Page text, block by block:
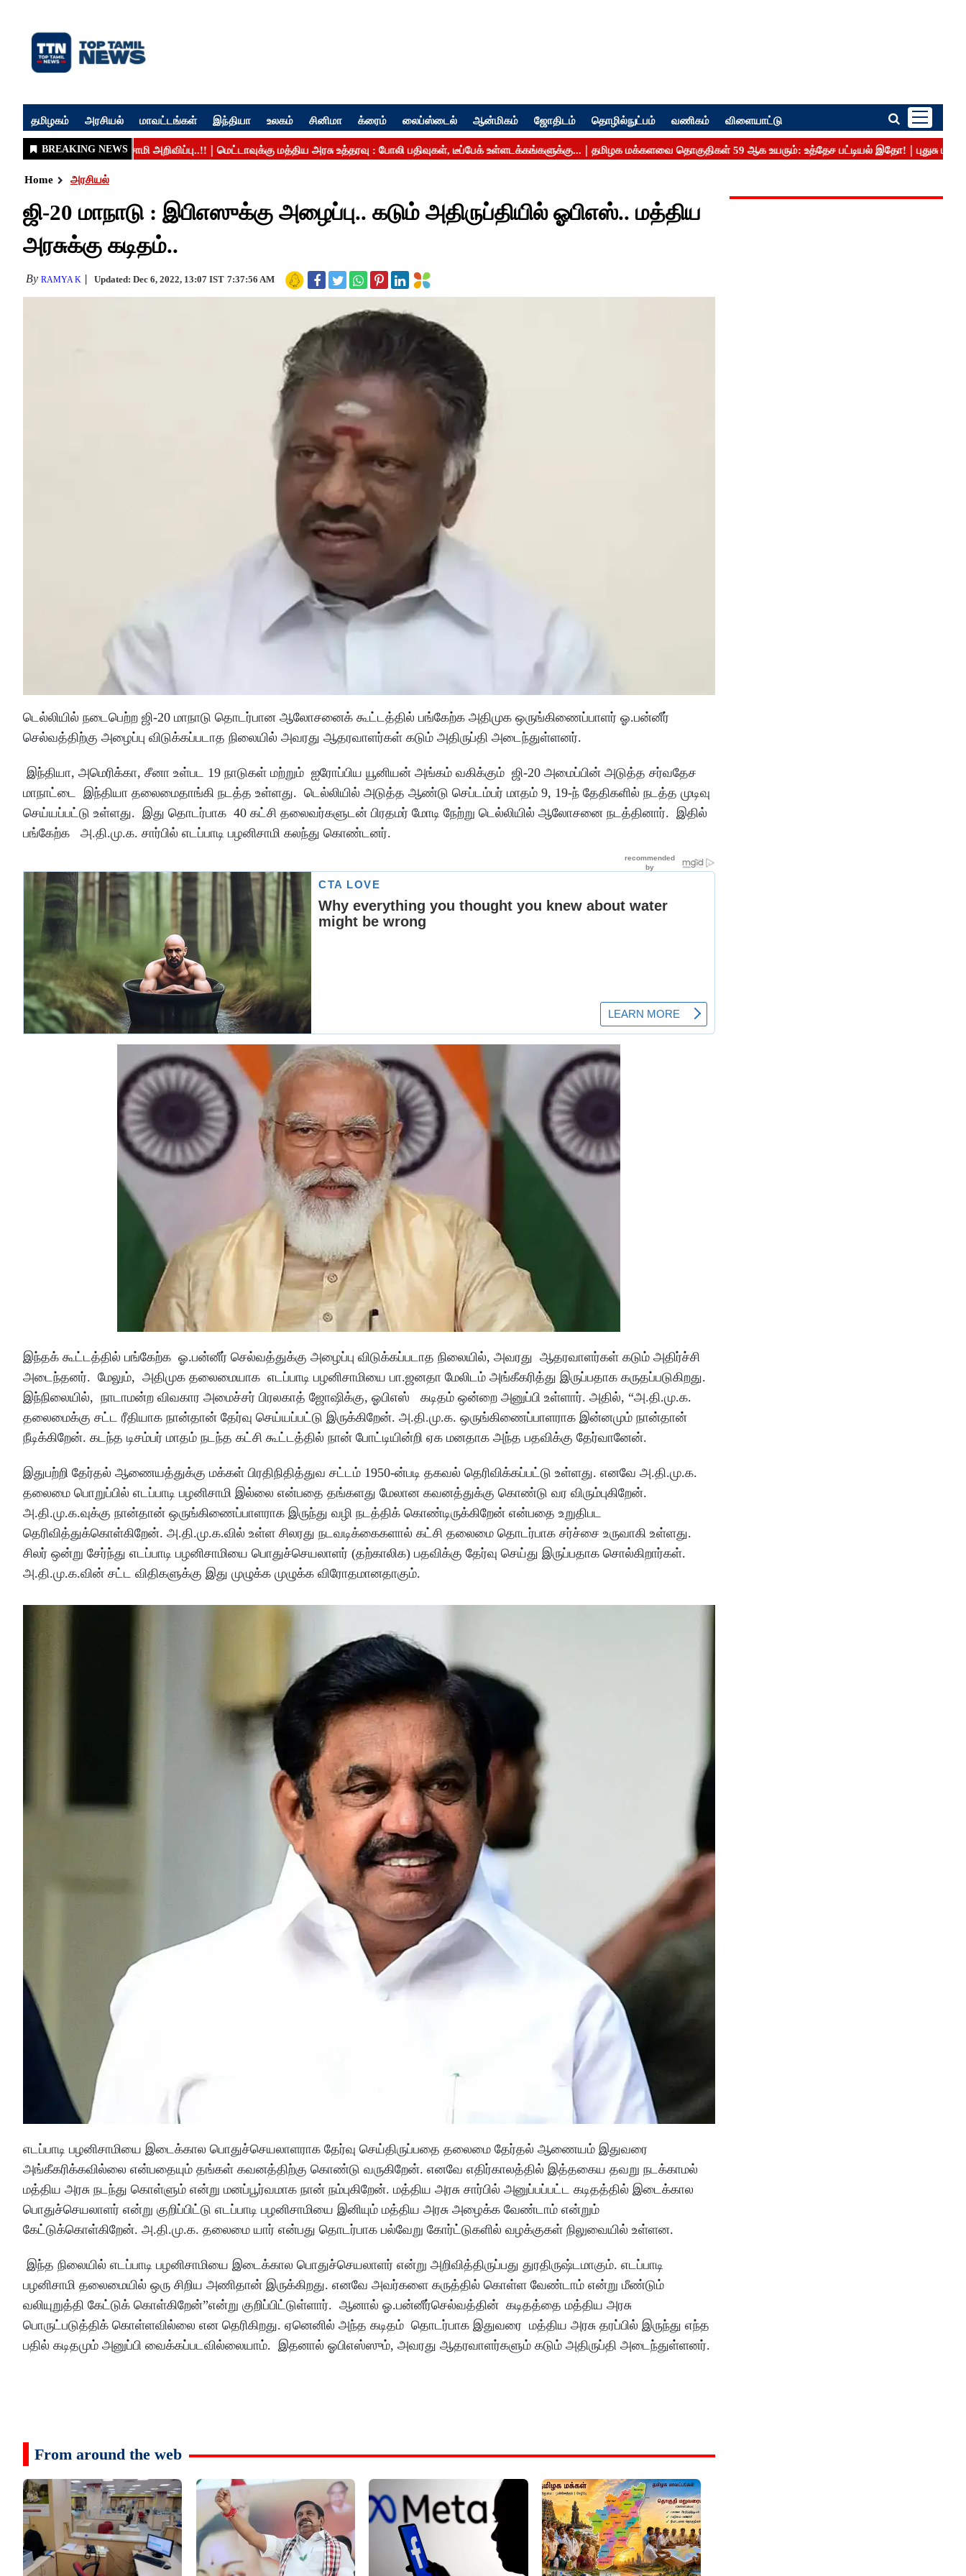
தமிழகம் அரசியல் மாவட்டங்கள் இந்தியா உலகம் சினிமா க்ரைம் லைப்ஸ்டைல் ஆன்மிகம் ஜோதிடம் தொழில்நுட்பம் வணிகம் விளையாட்டு
Home அரசியல்
ஜி-20 மாநாடு : இபிஎஸுக்கு அழைப்பு.. கடும் அதிருப்தியில் ஓபிஎஸ்.. மத்திய
அரசுக்கு கடிதம்..
By RAMYA K Updated: Dec 6, 2022, 13:07 IST 7:37:56 AM
டெல்லியில் நடைபெற்ற ஜி-20 மாநாடு தொடர்பான ஆலோசனைக் கூட்டத்தில் பங்கேற்க அதிமுக ஒருங்கிணைப்பாளர் ஓ.பன்னீர்
செல்வத்திற்கு அழைப்பு விடுக்கப்படாத நிலையில் அவரது ஆதரவாளர்கள் கடும் அதிருப்தி அடைந்துள்ளனர்.
இந்தியா, அமெரிக்கா, சீனா உள்பட 19 நாடுகள் மற்றும் ஐரோப்பிய யூனியன் அங்கம் வகிக்கும் ஜி-20 அமைப்பின் அடுத்த சர்வதேச
மாநாட்டை இந்தியா தலைமைதாங்கி நடத்த உள்ளது. டெல்லியில் அடுத்த ஆண்டு செப்டம்பர் மாதம் 9, 19-ந் தேதிகளில் நடத்த முடிவு
செய்யப்பட்டு உள்ளது. இது தொடர்பாக 40 கட்சி தலைவர்களுடன் பிரதமர் மோடி நேற்று டெல்லியில் ஆலோசனை நடத்தினார். இதில்
பங்கேற்க அ.தி.மு.க. சார்பில் எடப்பாடி பழனிசாமி கலந்து கொண்டனர்.
இந்தக் கூட்டத்தில் பங்கேற்க ஓ.பன்னீர் செல்வத்துக்கு அழைப்பு விடுக்கப்படாத நிலையில், அவரது ஆதரவாளர்கள் கடும் அதிர்ச்சி
அடைந்தனர். மேலும், அதிமுக தலைமையாக எடப்பாடி பழனிசாமியை பா.ஜனதா மேலிடம் அங்கீகரித்து இருப்பதாக கருதப்படுகிறது.
இந்நிலையில், நாடாமன்ற விவகார அமைச்சர் பிரலகாத் ஜோஷிக்கு, ஓபிஎஸ் கடிதம் ஒன்றை அனுப்பி உள்ளார். அதில், “அ.தி.மு.க.
தலைமைக்கு சட்ட ரீதியாக நான்தான் தேர்வு செய்யப்பட்டு இருக்கிறேன். அ.தி.மு.க. ஒருங்கிணைப்பாளராக இன்னமும் நான்தான்
நீடிக்கிறேன். கடந்த டிசம்பர் மாதம் நடந்த கட்சி கூட்டத்தில் நான் போட்டியின்றி ஏக மனதாக அந்த பதவிக்கு தேர்வானேன்.
இதுபற்றி தேர்தல் ஆணையத்துக்கு மக்கள் பிரதிநிதித்துவ சட்டம் 1950-ன்படி தகவல் தெரிவிக்கப்பட்டு உள்ளது. எனவே அ.தி.மு.க.
தலைமை பொறுப்பில் எடப்பாடி பழனிசாமி இல்லை என்பதை தங்களது மேலான கவனத்துக்கு கொண்டு வர விரும்புகிறேன்.
அ.தி.மு.க.வுக்கு நான்தான் ஒருங்கிணைப்பாளராக இருந்து வழி நடத்திக் கொண்டிருக்கிறேன் என்பதை உறுதிபட
தெரிவித்துக்கொள்கிறேன். அ.தி.மு.க.வில் உள்ள சிலரது நடவடிக்கைகளால் கட்சி தலைமை தொடர்பாக சர்ச்சை உருவாகி உள்ளது.
சிலர் ஒன்று சேர்ந்து எடப்பாடி பழனிசாமியை பொதுச்செயலாளர் (தற்காலிக) பதவிக்கு தேர்வு செய்து இருப்பதாக சொல்கிறார்கள்.
அ.தி.மு.க.வின் சட்ட விதிகளுக்கு இது முழுக்க முழுக்க விரோதமானதாகும்.
எடப்பாடி பழனிசாமியை இடைக்கால பொதுச்செயலாளராக தேர்வு செய்திருப்பதை தலைமை தேர்தல் ஆணையம் இதுவரை
அங்கீகரிக்கவில்லை என்பதையும் தங்கள் கவனத்திற்கு கொண்டு வருகிறேன். எனவே எதிர்காலத்தில் இத்தகைய தவறு நடக்காமல்
மத்திய அரசு நடந்து கொள்ளும் என்று மனப்பூர்வமாக நான் நம்புகிறேன். மத்திய அரசு சார்பில் அனுப்பப்பட்ட கடிதத்தில் இடைக்கால
பொதுச்செயலாளர் என்று குறிப்பிட்டு எடப்பாடி பழனிசாமியை இனியும் மத்திய அரசு அழைக்க வேண்டாம் என்றும்
கேட்டுக்கொள்கிறேன். அ.தி.மு.க. தலைமை யார் என்பது தொடர்பாக பல்வேறு கோர்ட்டுகளில் வழக்குகள் நிலுவையில் உள்ளன.
இந்த நிலையில் எடப்பாடி பழனிசாமியை இடைக்கால பொதுச்செயலாளர் என்று அறிவித்திருப்பது துரதிருஷ்டமாகும். எடப்பாடி
பழனிசாமி தலைமையில் ஒரு சிறிய அணிதான் இருக்கிறது. எனவே அவர்களை கருத்தில் கொள்ள வேண்டாம் என்று மீண்டும்
வலியுறுத்தி கேட்டுக் கொள்கிறேன்”என்று குறிப்பிட்டுள்ளார். ஆனால் ஓ.பன்னீர்செல்வத்தின் கடிதத்தை மத்திய அரசு
பொருட்படுத்திக் கொள்ளவில்லை என தெரிகிறது. ஏனெனில் அந்த கடிதம் தொடர்பாக இதுவரை மத்திய அரசு தரப்பில் இருந்து எந்த
பதில் கடிதமும் அனுப்பி வைக்கப்படவில்லையாம். இதனால் ஓபிஎஸ்ஸும், அவரது ஆதரவாளர்களும் கடும் அதிருப்தி அடைந்துள்ளனர்.
From around the web